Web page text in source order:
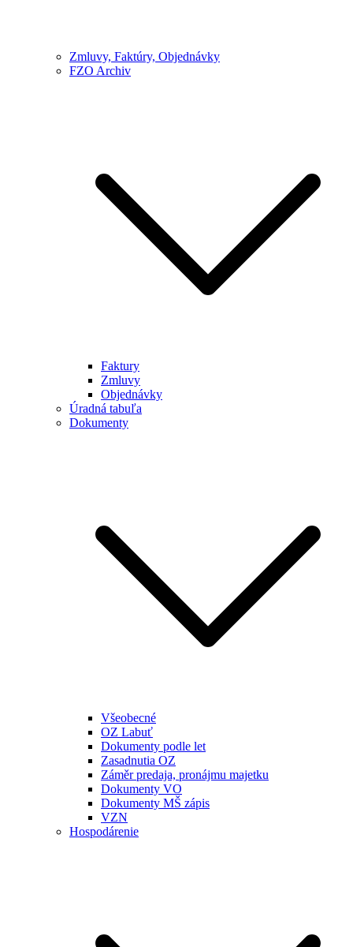
Zmluvy, Faktúry, Objednávky
FZO Archiv
Faktury
Zmluvy
Objednávky
Úradná tabuľa
Dokumenty
Všeobecné
OZ Labuť
Dokumenty podle let
Zasadnutia OZ
Záměr predaja, pronájmu majetku
Dokumenty VO
Dokumenty MŠ zápis
VZN
Hospodárenie